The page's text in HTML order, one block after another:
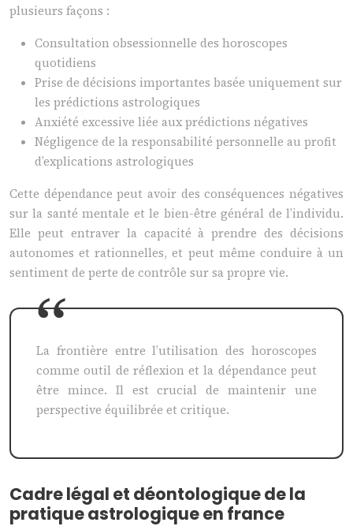
plusieurs façons :
Consultation obsessionnelle des horoscopes
quotidiens
Prise de décisions importantes basée uniquement sur
les prédictions astrologiques
Anxiété excessive liée aux prédictions négatives
Négligence de la responsabilité personnelle au profit
d’explications astrologiques
Cette dépendance peut avoir des conséquences négatives
sur la santé mentale et le bien-être général de l’individu.
Elle peut entraver la capacité à prendre des décisions
autonomes et rationnelles, et peut même conduire à un
sentiment de perte de contrôle sur sa propre vie.
La frontière entre l’utilisation des horoscopes
comme outil de réflexion et la dépendance peut
être mince. Il est crucial de maintenir une
perspective équilibrée et critique.
Cadre légal et déontologique de la
pratique astrologique en france